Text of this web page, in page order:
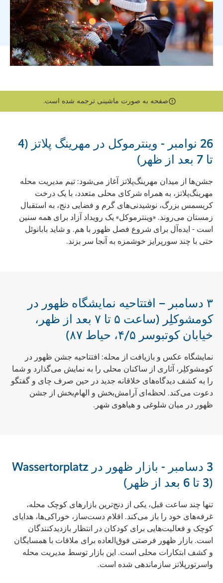
صفحه به صورت ماشینی ترجمه شده است.
26 نوامبر - وینترموکل در مهرینگ پلاتز (4
تا 7 بعد از ظهر)
جشن‌ها از میدان مهرینگ‌پلاتز آغاز می‌شود: تیم مدیریت محله
مهرینگ‌پلاتز، به همراه شرکای محلی متعدد، با یک درخت
کریسمس بزرگ، نوشیدنی‌های گرم و فضایی دنج، به استقبال
زمستان می‌روند. «وینترموکل» یک رویداد آزاد برای همه سنین
است - ایده‌آل برای شروع فصل ظهور با هم. و شاید بابانوئل
حتی با چند سورپرایز خوشمزه به آنجا سر بزند.
۳ دسامبر – افتتاحیه نمایشگاه ظهور در
کومشوکلِر (ساعت ۵ تا ۷ بعد از ظهر،
خیابان کوتبوسر ۴/۵، حیاط ۸۷)
نمایشگاه عکس و بازیافت از محله: افتتاحیه جشن ظهور در
کومشوکلِر، آثاری از ساکنان محلی را به نمایش می‌گذارد و شما
را به کشف دیدگاه‌های خلاقانه جدید در حین صرف چای و گفتگو
دعوت می‌کند. لحظه‌ای آرامش‌بخش و الهام‌بخش از جشن
ظهور در میان شلوغی و هیاهوی شهر.
3 دسامبر - بازار ظهور در Wassertorplatz
(3 تا 6 بعد از ظهر)
تنها چند ساعت قبل، یکی از دنج‌ترین بازارهای کوچک محله،
غرفه‌های خود را باز می‌کند. اقلام دست‌ساز، خوراکی‌ها، هدایای
کوچک و فعالیت‌هایی برای کودکان در انتظار بازدیدکنندگان
است. بازار ظهور فرصتی فوق‌العاده برای ملاقات با همسایگان
و کشف ابتکارات محلی است. این بازار توسط مدیریت محله
واسرتورپلاتز سازماندهی شده است.